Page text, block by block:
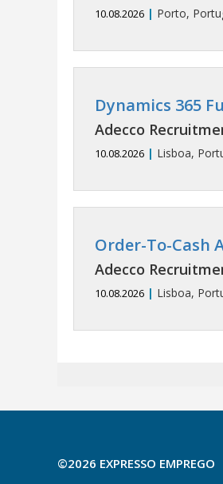
10.08.2026 | Porto,
Dynamics 365
Adecco
10.08.2026 | Lisboa,
Order-To-Cash
Adecco
10.08.2026 | Lisboa,
©2026 EXPRESSO EMPREGO